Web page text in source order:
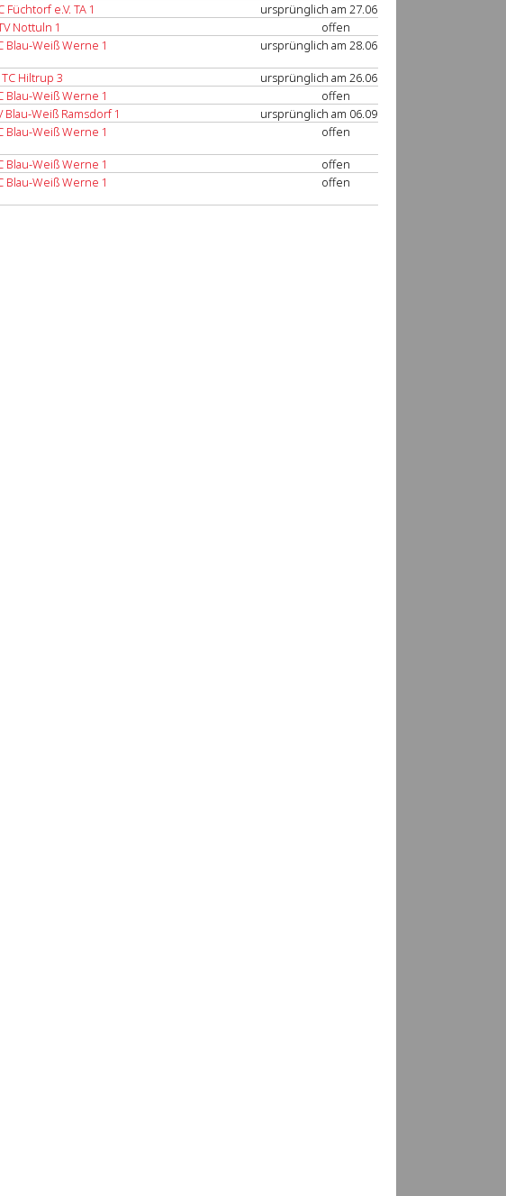
Füchtorf e.V. TA 1
ursprünglich am 27.06. 13:00
Nottuln 1
offen
Blau-Weiß Werne 1
ursprünglich am 28.06. 10:00
TC Hiltrup 3
ursprünglich am 26.06. 16:00
Blau-Weiß Werne 1
offen
Blau-Weiß Ramsdorf 1
ursprünglich am 06.09. 10:00
Blau-Weiß Werne 1
offen
Blau-Weiß Werne 1
offen
Blau-Weiß Werne 1 offen